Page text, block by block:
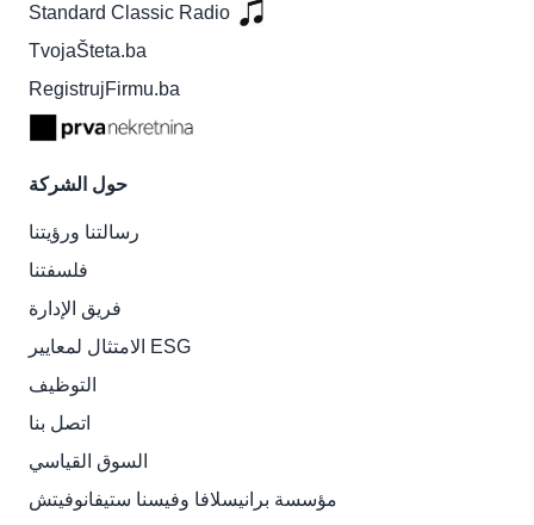
Standard Classic Radio
TvojaŠteta.ba
RegistrujFirmu.ba
حول الشركة
رسالتنا ورؤيتنا
فلسفتنا
فريق الإدارة
الامتثال لمعايير ESG
التوظيف
اتصل بنا
السوق القياسي
مؤسسة برانيسلافا وفيسنا ستيفانوفيتش